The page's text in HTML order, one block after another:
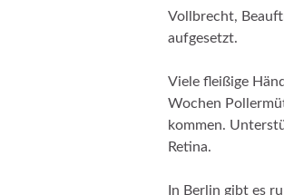
Vollbrecht,
aufgesetzt.
Viele fleißige
Wochen
kommen.
Retina.
In Berlin gibt es